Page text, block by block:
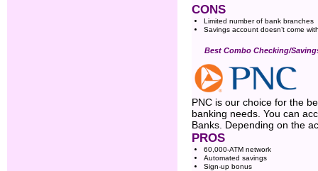
CONS
Limited number of bank branches
Savings account doesn’t come
Best Combo Checking/
PNC is our choice for the
banking needs. You can
Banks. Depending on the
PROS
60,000-ATM network
Automated savings
Sign-up bonus